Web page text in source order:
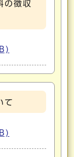
の徴収
て